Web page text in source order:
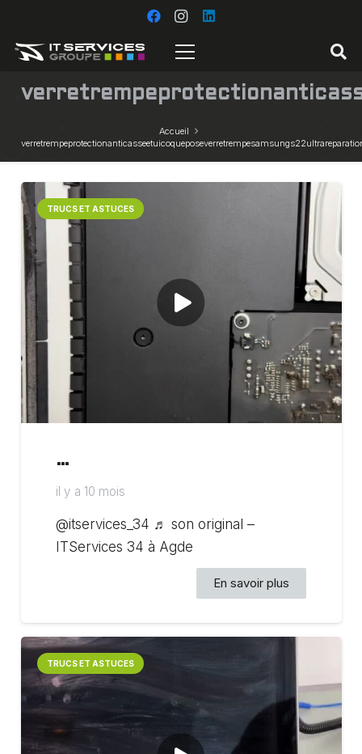
Accueil
TRUCS ET ASTUCES
…
il y a 10 mois
@itservices_34 ♬ son original –
ITServices 34 à Agde
En savoir plus
TRUCS ET ASTUCES